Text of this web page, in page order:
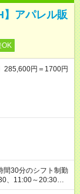
】アパレル販
OK
円＝1700円
、11:00～20:30、